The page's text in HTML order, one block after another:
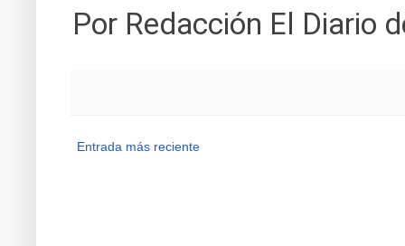
Por Redacción El Diario
Entrada más reciente